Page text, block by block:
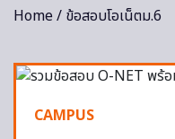
Home/ ข้อสอบโอเน็ตม.6
CAMPUS